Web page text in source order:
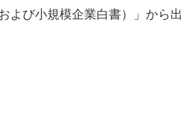
よび小規模企業白書）」から出